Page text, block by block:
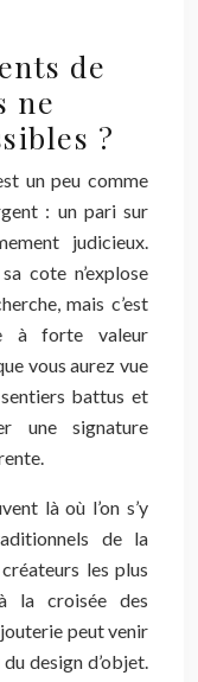
de
ne
?
un peu comme
: un pari sur
judicieux.
cote n’explose
mais c’est
à forte valeur
vous aurez vue
battus et
une signature
là où l’on s’y
de la
les plus
la croisée des
peut venir
design d’objet.